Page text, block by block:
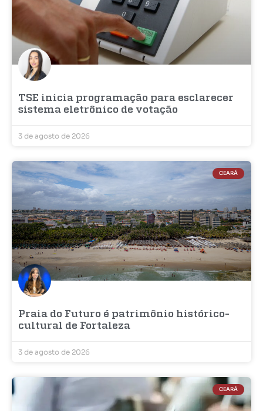
TSE inicia programação para esclarecer
sistema eletrônico de votação
3 de agosto de 2026
CEARÁ
Praia do Futuro é patrimônio histórico-
cultural de Fortaleza
3 de agosto de 2026
CEARÁ